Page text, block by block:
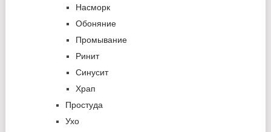
Насморк
Обоняние
Промывание
Ринит
Синусит
Храп
Простуда
Ухо